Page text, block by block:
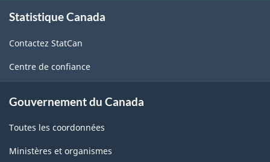
propos
ce
site
Statistique Canada
Contactez StatCan
Centre de confiance
Gouvernement du Canada
Toutes les coordonnées
Ministères et organismes